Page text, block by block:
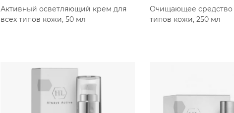
Активный осветляющий крем для
всех типов кожи, 50 мл
Очищающее средство
типов кожи, 250 мл
30мл
6680